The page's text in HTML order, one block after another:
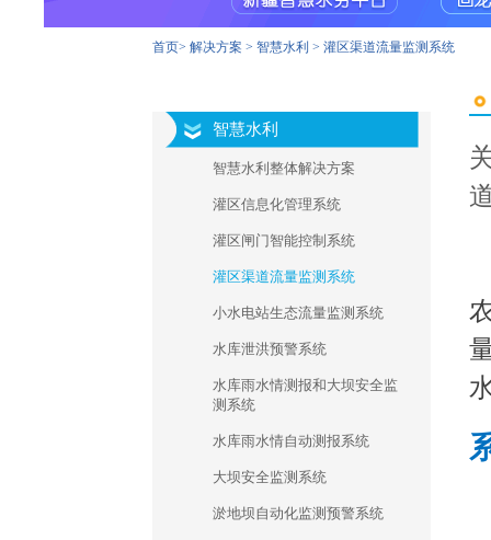
首页> 解决方案 > 智慧水利 > 灌区渠道流量监测系统
智慧水利
智慧水利整体解决方案
灌区信息化管理系统
灌区闸门智能控制系统
灌区渠道流量监测系统
小水电站生态流量监测系统
水库泄洪预警系统
水库雨水情测报和大坝安全监
测系统
水库雨水情自动测报系统
大坝安全监测系统
淤地坝自动化监测预警系统